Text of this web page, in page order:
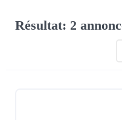
Résultat: 2